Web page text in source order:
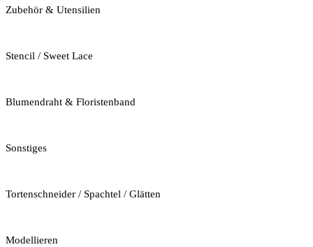
Zubehör & Utensilien
Stencil / Sweet Lace
Blumendraht & Floristenband
Sonstiges
Tortenschneider / Spachtel / Glätten
Modellieren